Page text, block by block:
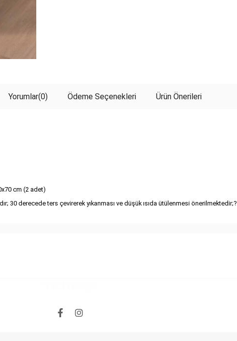
Yorumlar(0) Ödeme Seçenekleri Ürün Önerileri
cm (2 adet)
30 derecede ters çevirerek yıkanması ve düşük ısıda ütülenmesi önerilmektedir;?